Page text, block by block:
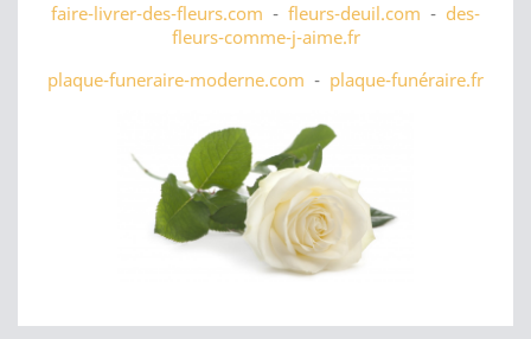
faire-livrer-des-fleurs.com - fleurs-deuil.com - des-
fleurs-comme-j-aime.fr
plaque-funeraire-moderne.com - plaque-funéraire.fr